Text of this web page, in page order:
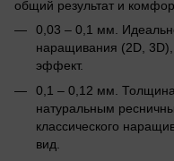
общий результат и
0,03 – 0,1 мм.
наращивания (2D,
эффект.
0,1 – 0,12 мм.
натуральным
классического
вид.